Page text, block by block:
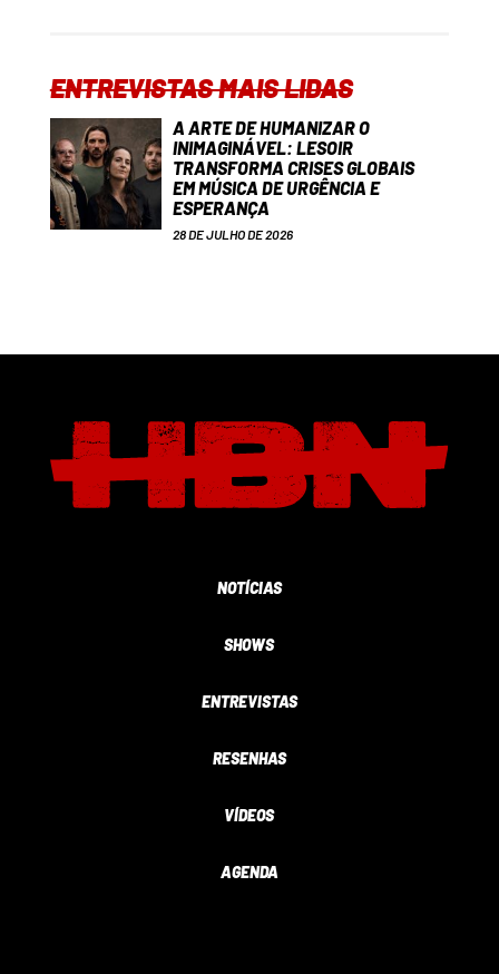
ENTREVISTAS MAIS LIDAS
A ARTE DE HUMANIZAR O
INIMAGINÁVEL: LESOIR
TRANSFORMA CRISES GLOBAIS
EM MÚSICA DE URGÊNCIA E
ESPERANÇA
28 DE JULHO DE 2026
NOTÍCIAS
SHOWS
ENTREVISTAS
RESENHAS
VÍDEOS
AGENDA